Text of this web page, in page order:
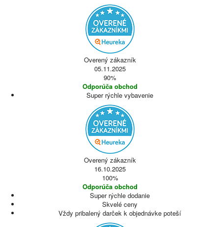
Overený zákazník
05.11.2025
90%
Odporúča obchod
Super rýchle vybavenie
Overený zákazník
16.10.2025
100%
Odporúča obchod
Super rýchle dodanie
Skvelé ceny
Vždy pribalený darček k objednávke poteší